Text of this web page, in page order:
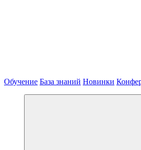
Обучение База знаний Новинки